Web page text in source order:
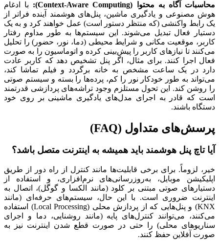
محاسبات آگاه به محتوا (Context-Aware Computing):
با ادغام
هوش مصنوعی و یادگیری ماشین، پنل‌های هوشمند آینده فراتر از
یک رابط واکنشی (که منتظر دستور است) عمل خواهند کرد و به یک
دستیار فعال تبدیل می‌شوند. این سیستم‌ها به طور مداوم رفتار
کاربر، موقعیت مکانی و شرایط محیطی (دما، نور، حضور) را تحلیل
می‌کنند تا نیازهای کاربر را پیش‌بینی کرده و اتوماسیون را به صورت
فعال اجرا کنند. برای مثال، اگر پنل تشخیص دهد که کاربر عادت
دارد در یک ساعت مشخص به خانه برگردد و فیلم تماشا کند،
می‌تواند به طور خودکار نور را کم، پرده‌ها را بسته و سیستم صوتی
را روشن کند. این تحول مستلزم وجود تراشه‌های پردازشی قدرتمند
است که قادر به اجرای مدل‌های یادگیری ماشینی بر روی خود
دستگاه باشند.
پرسش‌های متداول (FAQ)
آیا تاچ پنل هوشمند باید همیشه به اینترنت متصل باشد؟
خیر، لزوماً. برای برخی قابلیت‌ها مانند کنترل از راه دور از طریق
اپلیکیشن موبایل، به‌روزرسانی‌های نرم‌افزاری، و استفاده از
دستیارهای صوتی مبتنی بر کلود (مانند الکسا و گوگل)، اتصال به
اینترنت ضروری است. با این حال، سیستم‌های حرفه‌ای (مانند
KNX) و پنل‌هایی که از پردازش محلی (Local Processing) استفاده
می‌کنند، می‌توانند کنترل‌های پایه (مانند روشنایی، دما و اجرای
سناریوهای محلی) را حتی در صورت قطع شدن اینترنت نیز به
صورت آفلاین حفظ کنند.